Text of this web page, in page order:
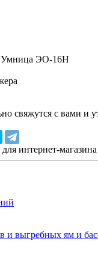
Умница ЭО-16Н
свяжутся с вами и
интернет-
и выгребных ям и